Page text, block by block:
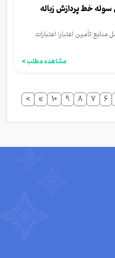
خط پردازش زباله
تأمین اعتبار: اعتبارات
مشاهده مطلب >
6
7
8
9
10
»
>